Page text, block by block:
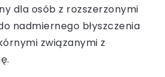
dla osób z rozszerzonymi
nadmiernego błyszczenia
związanymi z